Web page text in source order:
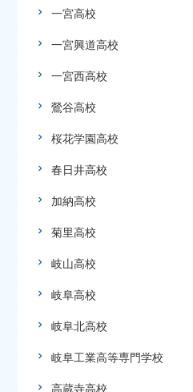
一宮高校
一宮興道高校
一宮西高校
鶯谷高校
桜花学園高校
春日井高校
加納高校
菊里高校
岐山高校
岐阜高校
岐阜北高校
岐阜工業高等専門学校
高蔵寺高校